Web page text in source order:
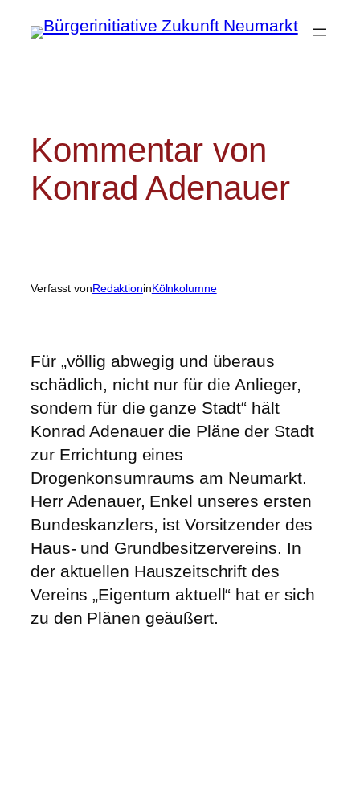
Inhalt
Kommentar von
Konrad Adenauer
Verfasst vonRedaktioninKölnkolumne
Für „völlig abwegig und überaus
schädlich, nicht nur für die Anlieger,
sondern für die ganze Stadt“ hält
Konrad Adenauer die Pläne der Stadt
zur Errichtung eines
Drogenkonsumraums am Neumarkt.
Herr Adenauer, Enkel unseres ersten
Bundeskanzlers, ist Vorsitzender des
Haus- und Grundbesitzervereins. In
der aktuellen Hauszeitschrift des
Vereins „Eigentum aktuell“ hat er sich
zu den Plänen geäußert.